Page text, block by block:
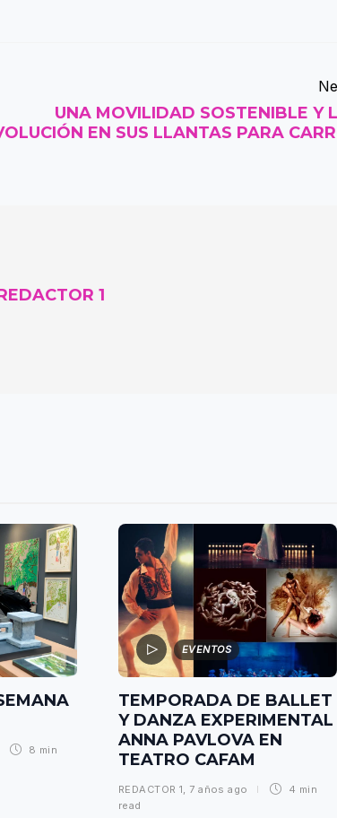
UNA MOVILIDAD SOSTENIBLE Y
EN SUS LLANTAS PARA
1
8 min
EVENTOS
TEMPORADA DE BALLET
Y DANZA EXPERIMENTAL
ANNA PAVLOVA EN
TEATRO CAFAM
REDACTOR 1, 7 años ago
4 min
read